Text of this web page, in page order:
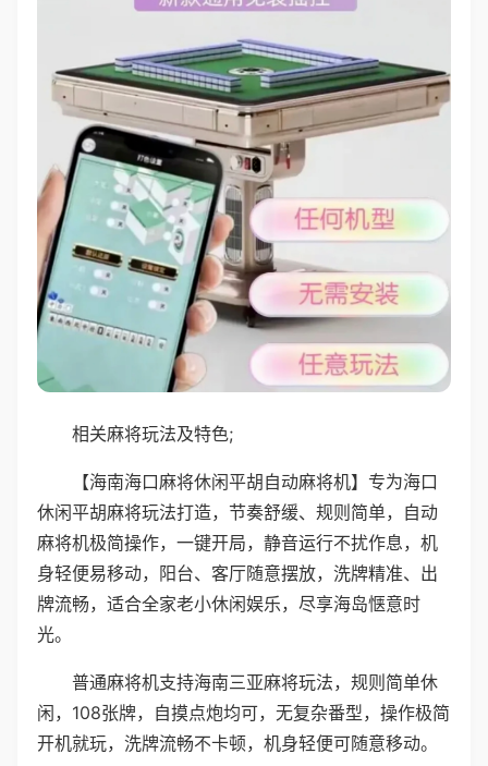
相关麻将玩法及特色;
【海南海口麻将休闲平胡自动麻将机】专为海口
休闲平胡麻将玩法打造，节奏舒缓、规则简单，自动
麻将机极简操作，一键开局，静音运行不扰作息，机
身轻便易移动，阳台、客厅随意摆放，洗牌精准、出
牌流畅，适合全家老小休闲娱乐，尽享海岛惬意时
光。
普通麻将机支持海南三亚麻将玩法，规则简单休
闲，108张牌，自摸点炮均可，无复杂番型，操作极简
开机就玩，洗牌流畅不卡顿，机身轻便可随意移动。